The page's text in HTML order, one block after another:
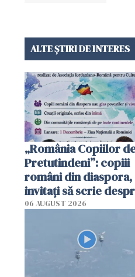
ALTE ȘTIRI DE INTERES
„România Copiilor
Pretutindeni”: copiii
români din diaspora,
invitați să scrie
România într-un
06 AUGUST 2026